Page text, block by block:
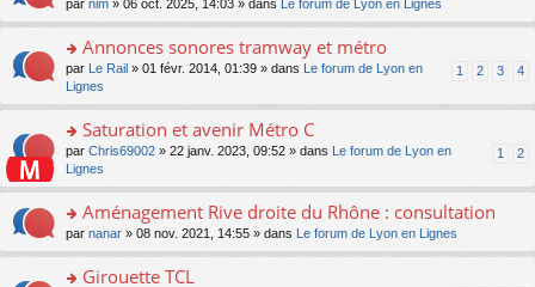
s
ré
e
nt
lu
pl
u
ré
e
nt
g
e
n
n
pl
u
ré
e
nt
a
g
e
n
o
lu
u
s
ré
er
le
m
e
s
g
e
n
o
n
le
u
o
n
ult
er
le
m
e
s
s
e
n
o
n
par nim » 06 oct. 2025, 14:03 » dans Le forum de Lyon en Lignes
o
s
er
le
m
e
s
s
e
Annonces sonores tramway et métro
1 2 3 4
par Le Rail » 01 févr. 2014, 01:39 » dans
Le forum de Lyon en
Lignes
o
s
er
le
m
e
Saturation et avenir Métro C
1 2
par Chris69002 » 22 janv. 2023, 09:52 » dans
Le forum de Lyon en
Lignes
o
n
Aménagement Rive droite du Rhône : consultation
par nanar » 08 nov. 2021, 14:55 » dans Le forum de Lyon en Lignes
Girouette TCL